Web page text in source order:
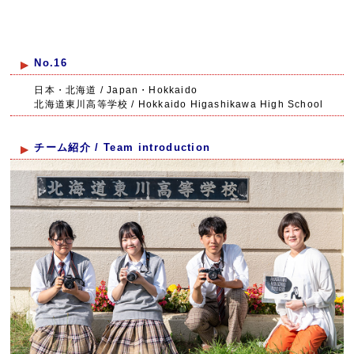
No.16
日本・北海道 / Japan・Hokkaido
北海道東川高等学校 / Hokkaido Higashikawa High School
チーム紹介 / Team introduction